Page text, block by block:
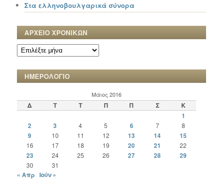
Στα ελληνοβουλγαρικά σύνορα
ΑΡΧΕΙΟ ΧΡΟΝΙΚΩΝ
ΑΡΧΕΙΟ
ΧΡΟΝΙΚΩΝ
ΗΜΕΡΟΛΟΓΙΟ
Μάιος 2016
Δ Τ Τ Π Π Σ
Κ
1
2
3 4 5 6 7 8
9 10 11 12 13 14 15
16 17 18 19 20 21 22
23 24 25 26 27 28 29
30 31
« Απρ Ιούν »